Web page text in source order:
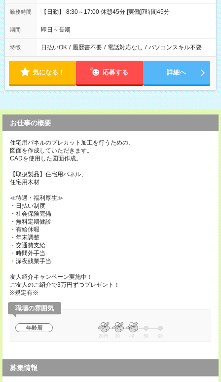
勤務時間 【日勤】 8:30～17:00 休憩45分 [実働]7時間45分
期間 即日～長期
特徴 日払いOK / 履歴書不要 / 電話対応なし / パソコンスキル不要
気になる！ 応募する 詳細へ
お仕事の概要
住宅用パネルのプレカット加工を行うための、
図面を作成していただきます。
CADを使用した図面作成。
【取扱製品】住宅用パネル、
住宅用木材
≪待遇・福利厚生≫
・日払い制度
・社会保険完備
・無料定期健診
・有給休暇
・年末調整
・交通費支給
・時間外手当
・深夜残業手当
友人紹介キャンペーン実施中！
ご友人のご紹介で3万円ずつプレゼント！
※規定有※
職場の雰囲気
年齢層
20代 30 40 50 60
募集情報